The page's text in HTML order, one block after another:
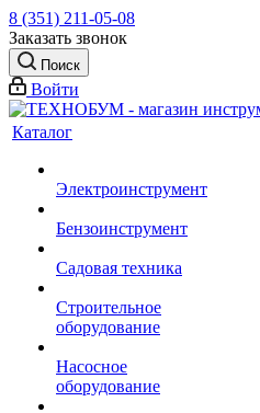
8 (351) 211-05-08
Заказать звонок
Поиск
Войти
Каталог
Электроинструмент
Бензоинструмент
Садовая техника
Строительное
оборудование
Насосное
оборудование